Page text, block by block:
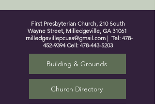
First Presbyterian Church, 210 South
Wayne Street, Milledgeville, GA 31061
milledgevillepcusa@gmail.com | Tel: 478-
452-9394Cell: 478-443-5203
Building & Grounds
Church Directory